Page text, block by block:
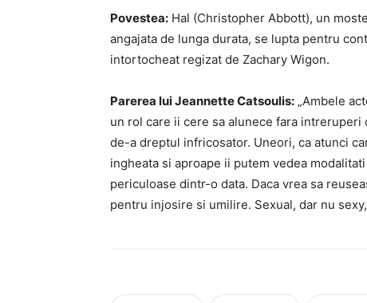
Povestea: Hal (Christopher Abbott), un
angajata de lunga durata, se lupta pentru
intortocheat regizat de Zachary Wigon.
Parerea lui Jeannette Catsoulis: „Ambele
un rol care ii cere sa alunece fara
de-a dreptul infricosator. Uneori, ca atunci
ingheata si aproape ii putem vedea
periculoase dintr-o data. Daca vrea sa
pentru injosire si umilire. Sexual, dar nu